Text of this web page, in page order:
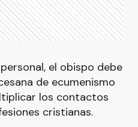
el obispo debe
de ecumenismo
los contactos
cristianas.